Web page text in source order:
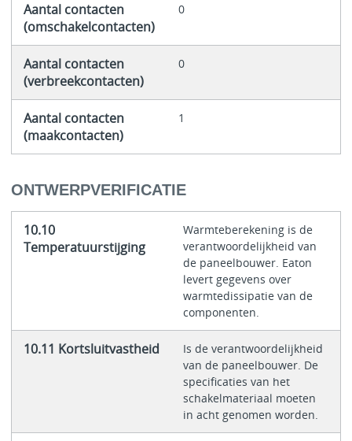
Aantal contacten
(omschakelcontacten)
0
Aantal contacten
(verbreekcontacten)
0
Aantal contacten
(maakcontacten)
1
ONTWERPVERIFICATIE
10.10
Temperatuurstijging
Warmteberekening is de
verantwoordelijkheid van
de paneelbouwer. Eaton
levert gegevens over
warmtedissipatie van de
componenten.
10.11 Kortsluitvastheid
Is de verantwoordelijkheid
van de paneelbouwer. De
specificaties van het
schakelmateriaal moeten
in acht genomen worden.